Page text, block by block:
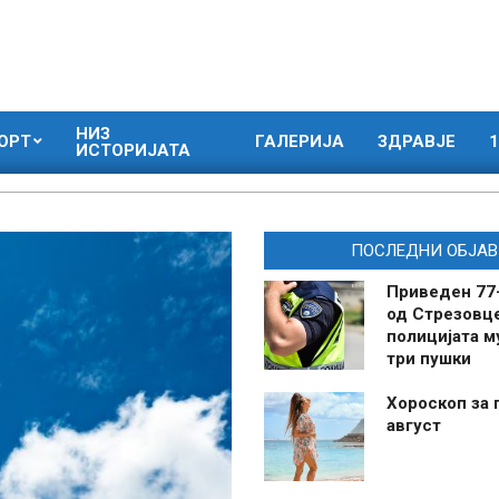
НИЗ
ИСТОРИЈАТА
ГАЛЕРИЈА ЗДРАВЈЕ
ПОСЛЕДНИ
Приведен
од
полицијата
три пушки
Хороскоп за
август